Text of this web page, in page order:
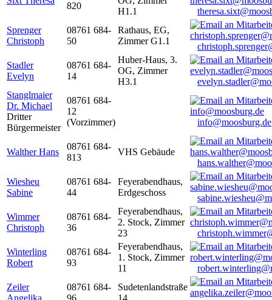
820
H1.1
Sprenger
Christoph
08761 684-
50
Rathaus, EG,
Zimmer G1.1
Stadler
Evelyn
08761 684-
14
Huber-Haus, 3.
OG, Zimmer
H3.1
Stanglmaier
Dr. Michael
Dritter
Bürgermeister
08761 684-
12
(Vorzimmer)
info@moosburg.de
Walther Hans
08761 684-
813
VHS Gebäude
Wiesheu
Sabine
08761 684-
44
Feyerabendhaus,
Erdgeschoss
Wimmer
Christoph
08761 684-
36
Feyerabendhaus,
2. Stock, Zimmer
23
Winterling
Robert
08761 684-
93
Feyerabendhaus,
1. Stock, Zimmer
11
Zeiler
Angelika
08761 684-
96
Sudetenlandstraße
14